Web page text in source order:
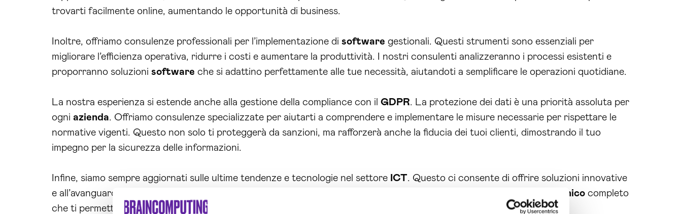
trovarti facilmente online, aumentando le opportunità di business.
Inoltre, offriamo consulenze professionali per l’implementazione di software gestionali. Questi strumenti sono essenziali per
migliorare l’efficienza operativa, ridurre i costi e aumentare la produttività. I nostri consulenti analizzeranno i processi esistenti e
proporranno soluzioni software che si adattino perfettamente alle tue necessità, aiutandoti a semplificare le operazioni quotidiane.
La nostra esperienza si estende anche alla gestione della compliance con il GDPR. La protezione dei dati è una priorità assoluta per
ogni azienda. Offriamo consulenze specializzate per aiutarti a comprendere e implementare le misure necessarie per rispettare le
normative vigenti. Questo non solo ti proteggerà da sanzioni, ma rafforzerà anche la fiducia dei tuoi clienti, dimostrando il tuo
impegno per la sicurezza delle informazioni.
Infine, siamo sempre aggiornati sulle ultime tendenze e tecnologie nel settore ICT. Questo ci consente di offrire soluzioni innovative
e all’avanguardia che possono trasformare radicalmente la tua
tecnico completo
che ti permetta di concentrarti sul tuo core business, mentre noi ci occupiamo delle tue esigenze informatiche.